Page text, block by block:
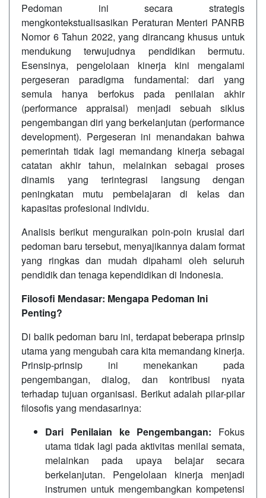
Pedoman ini secara strategis
mengkontekstualisasikan Peraturan Menteri PANRB
Nomor 6 Tahun 2022, yang dirancang khusus untuk
mendukung terwujudnya pendidikan bermutu.
Esensinya, pengelolaan kinerja kini mengalami
pergeseran paradigma fundamental: dari yang
semula hanya berfokus pada penilaian akhir
(performance appraisal) menjadi sebuah siklus
pengembangan diri yang berkelanjutan (performance
development). Pergeseran ini menandakan bahwa
pemerintah tidak lagi memandang kinerja sebagai
catatan akhir tahun, melainkan sebagai proses
dinamis yang terintegrasi langsung dengan
peningkatan mutu pembelajaran di kelas dan
kapasitas profesional individu.
Analisis berikut menguraikan poin-poin krusial dari
pedoman baru tersebut, menyajikannya dalam format
yang ringkas dan mudah dipahami oleh seluruh
pendidik dan tenaga kependidikan di Indonesia.
Filosofi Mendasar: Mengapa Pedoman Ini
Penting?
Di balik pedoman baru ini, terdapat beberapa prinsip
utama yang mengubah cara kita memandang kinerja.
Prinsip-prinsip ini menekankan pada
pengembangan, dialog, dan kontribusi nyata
terhadap tujuan organisasi. Berikut adalah pilar-pilar
filosofis yang mendasarinya:
Dari Penilaian ke Pengembangan: Fokus
utama tidak lagi pada aktivitas menilai semata,
melainkan pada upaya belajar secara
berkelanjutan. Pengelolaan kinerja menjadi
instrumen untuk mengembangkan kompetensi